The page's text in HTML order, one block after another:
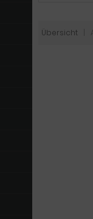
Übersicht |